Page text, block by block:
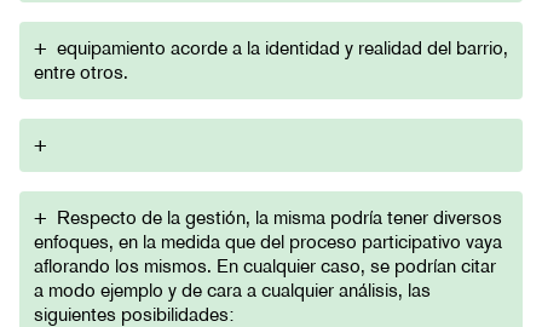
+ equipamiento acorde a la identidad y realidad del barrio,
entre otros.
+
+ Respecto de la gestión, la misma podría tener diversos
enfoques, en la medida que del proceso participativo vaya
aflorando los mismos. En cualquier caso, se podrían citar
a modo ejemplo y de cara a cualquier análisis, las
siguientes posibilidades: